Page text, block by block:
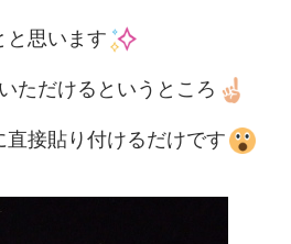
と思います
ただけるというところ
接貼り付けるだけです